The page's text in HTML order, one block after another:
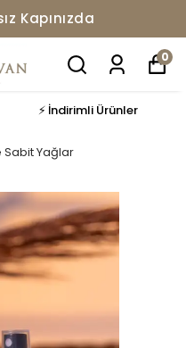
Kapınızda
0
⚡ İndirimli Ürünler
Sabit Yağlar